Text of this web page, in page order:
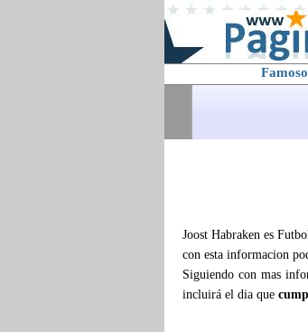
Joost Habraken es
con esta informacion
Siguiendo con mas
incluirá el dia que